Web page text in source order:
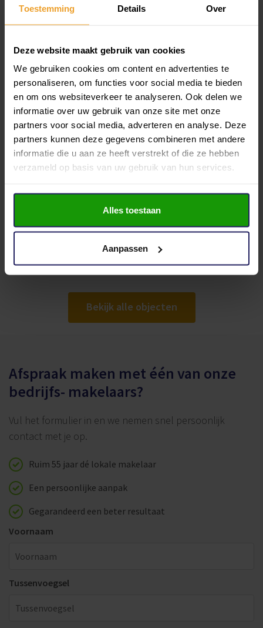
Toestemming Details Over
Deze website maakt gebruik van cookies
We gebruiken cookies om content en advertenties te
personaliseren, om functies voor social media te bieden
en om ons websiteverkeer te analyseren. Ook delen we
informatie over uw gebruik van onze site met onze
partners voor social media, adverteren en analyse. Deze
partners kunnen deze gegevens combineren met andere
informatie die u aan ze heeft verstrekt of die ze hebben
verzameld op basis van uw gebruik van hun services.
Alles toestaan
Aanpassen
gerust.
Waterlandlaan 9k
Purmerend
Bestemming:
Kantoorruimte
2026
Vloeroppervlakte:
107 m
€ 285.000,- v.o.n.
Huurprijs
-
Purmerend
Bestemming:
-
Bekijk alle objecten
Afspraak maken met één van onze
bedrijfs- makelaars?
Vul het formulier in en we nemen snel persoonlijk
contact met je op.
Ruim 55 jaar dé lokale makelaar
Een persoonlijke aanpak
Gegarandeerd een beter resultaat
Voornaam
Tussenvoegsel